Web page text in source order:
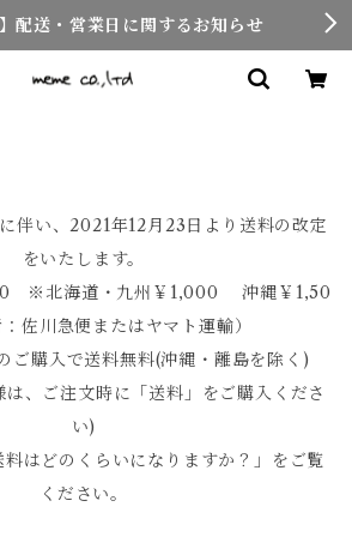
】配送・営業日に関するお知らせ
伴い、2021年12月23日より送料の改定
をいたします。
※北海道・九州￥1,000 沖縄￥1,50
佐川急便またはヤマト運輸）
ご購入で送料無料(沖縄・離島を除く)
、ご注文時に「送料」をご購入くださ
い)
料はどのくらいになりますか？」をご覧
ください。